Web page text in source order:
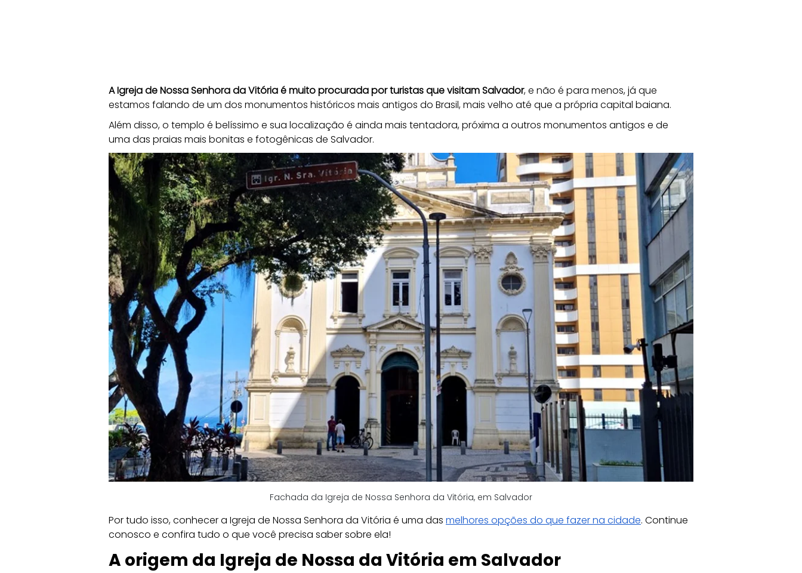
A Igreja de Nossa Senhora da Vitória é muito procurada por turistas que visitam Salvador, e não é para menos, já que
estamos falando de um dos monumentos históricos mais antigos do Brasil, mais velho até que a própria capital baiana.
Além disso, o templo é belíssimo e sua localização é ainda mais tentadora, próxima a outros monumentos antigos e de
uma das praias mais bonitas e fotogênicas de Salvador.
Fachada da Igreja de Nossa Senhora da Vitória, em Salvador
Por tudo isso, conhecer a Igreja de Nossa Senhora da Vitória é uma das melhores opções do que fazer na cidade. Continue
conosco e confira tudo o que você precisa saber sobre ela!
A origem da Igreja de Nossa da Vitória em Salvador